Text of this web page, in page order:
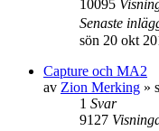
10095
Senaste
sön 20 okt
Capture och MA2
av Zion Merking »
1 Svar
9127